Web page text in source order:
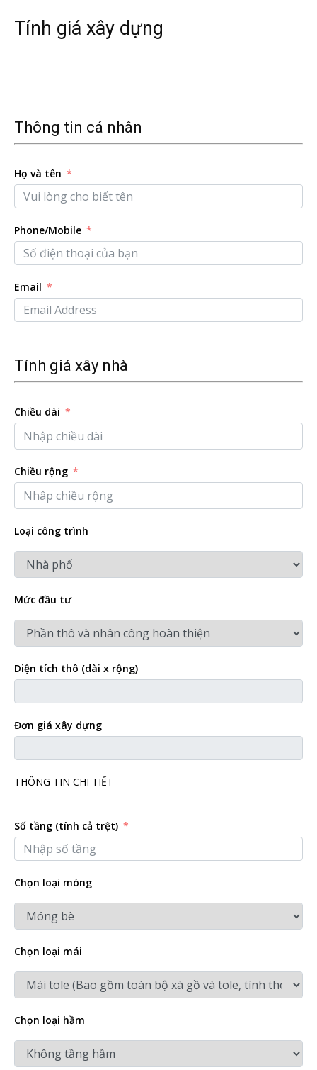
Tính giá xây dựng
Thông tin cá nhân
Họ và tên
Phone/Mobile
Email
Tính giá xây nhà
Chiều dài
Chiều rộng
Loại công trình
Mức đầu tư
Diện tích thô (dài x rộng)
Đơn giá xây dựng
THÔNG TIN CHI TIẾT
Số tầng (tính cả trệt)
Chọn loại móng
Chọn loại mái
Chọn loại hầm